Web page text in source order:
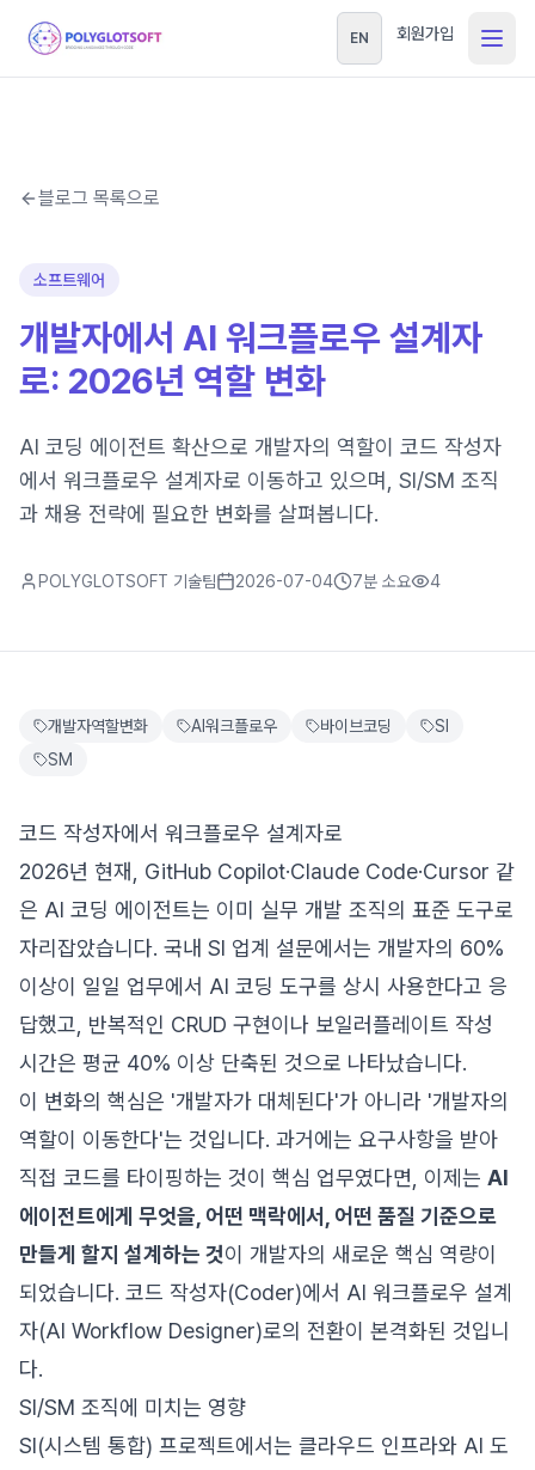
EN 회원가입
블로그 목록으로
소프트웨어
개발자에서 AI 워크플로우 설계자
로: 2026년 역할 변화
AI 코딩 에이전트 확산으로 개발자의 역할이 코드 작성자
에서 워크플로우 설계자로 이동하고 있으며, SI/SM 조직
과 채용 전략에 필요한 변화를 살펴봅니다.
POLYGLOTSOFT 기술팀 2026-07-04 7분 소요 4
개발자역할변화 AI워크플로우 바이브코딩
SI
SM
코드 작성자에서 워크플로우 설계자로
2026년 현재, GitHub Copilot·Claude Code·Cursor 같
은 AI 코딩 에이전트는 이미 실무 개발 조직의 표준 도구로
자리잡았습니다. 국내 SI 업계 설문에서는 개발자의 60%
이상이 일일 업무에서 AI 코딩 도구를 상시 사용한다고 응
답했고, 반복적인 CRUD 구현이나 보일러플레이트 작성
시간은 평균 40% 이상 단축된 것으로 나타났습니다.
이 변화의 핵심은 '개발자가 대체된다'가 아니라 '개발자의
역할이 이동한다'는 것입니다. 과거에는 요구사항을 받아
직접 코드를 타이핑하는 것이 핵심 업무였다면, 이제는 AI
에이전트에게 무엇을, 어떤 맥락에서, 어떤 품질 기준으로
만들게 할지 설계하는 것이 개발자의 새로운 핵심 역량이
되었습니다. 코드 작성자(Coder)에서 AI 워크플로우 설계
자(AI Workflow Designer)로의 전환이 본격화된 것입니
다.
SI/SM 조직에 미치는 영향
SI(시스템 통합) 프로젝트에서는 클라우드 인프라와 AI 도